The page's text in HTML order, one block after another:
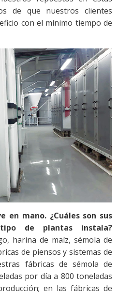
de que nuestros clientes
con el mínimo tiempo de
en mano. ¿Cuáles son sus
de plantas instala?
harina de maíz, sémola de
de piensos y sistemas de
fábricas de sémola de
por día a 800 toneladas
en las fábricas de